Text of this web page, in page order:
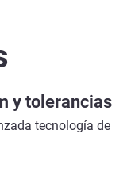
y tolerancias
tecnología de